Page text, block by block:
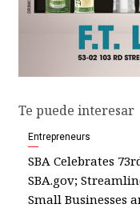
Te puede interesar
Entrepreneurs
SBA Celebrates
SBA.gov;
Small Businesses